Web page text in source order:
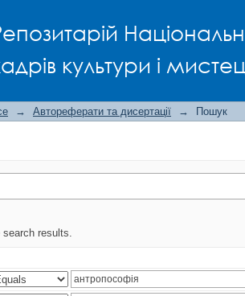
культури і
→ Автореферати та дисертації → Пошук
results.